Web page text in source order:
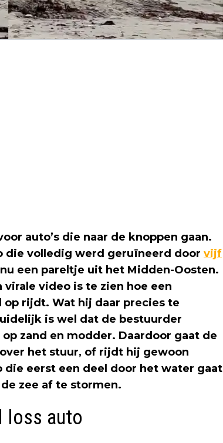
auto’s die naar de knoppen gaan.
die volledig werd geruïneerd door vijf
een pareltje uit het Midden-Oosten.
video is te zien hoe een
rijdt. Wat hij daar precies te
is wel dat de bestuurder
zand en modder. Daardoor gaat de
het stuur, of rijdt hij gewoon
eerst een deel door het water gaat
zee af te stormen.
loss auto